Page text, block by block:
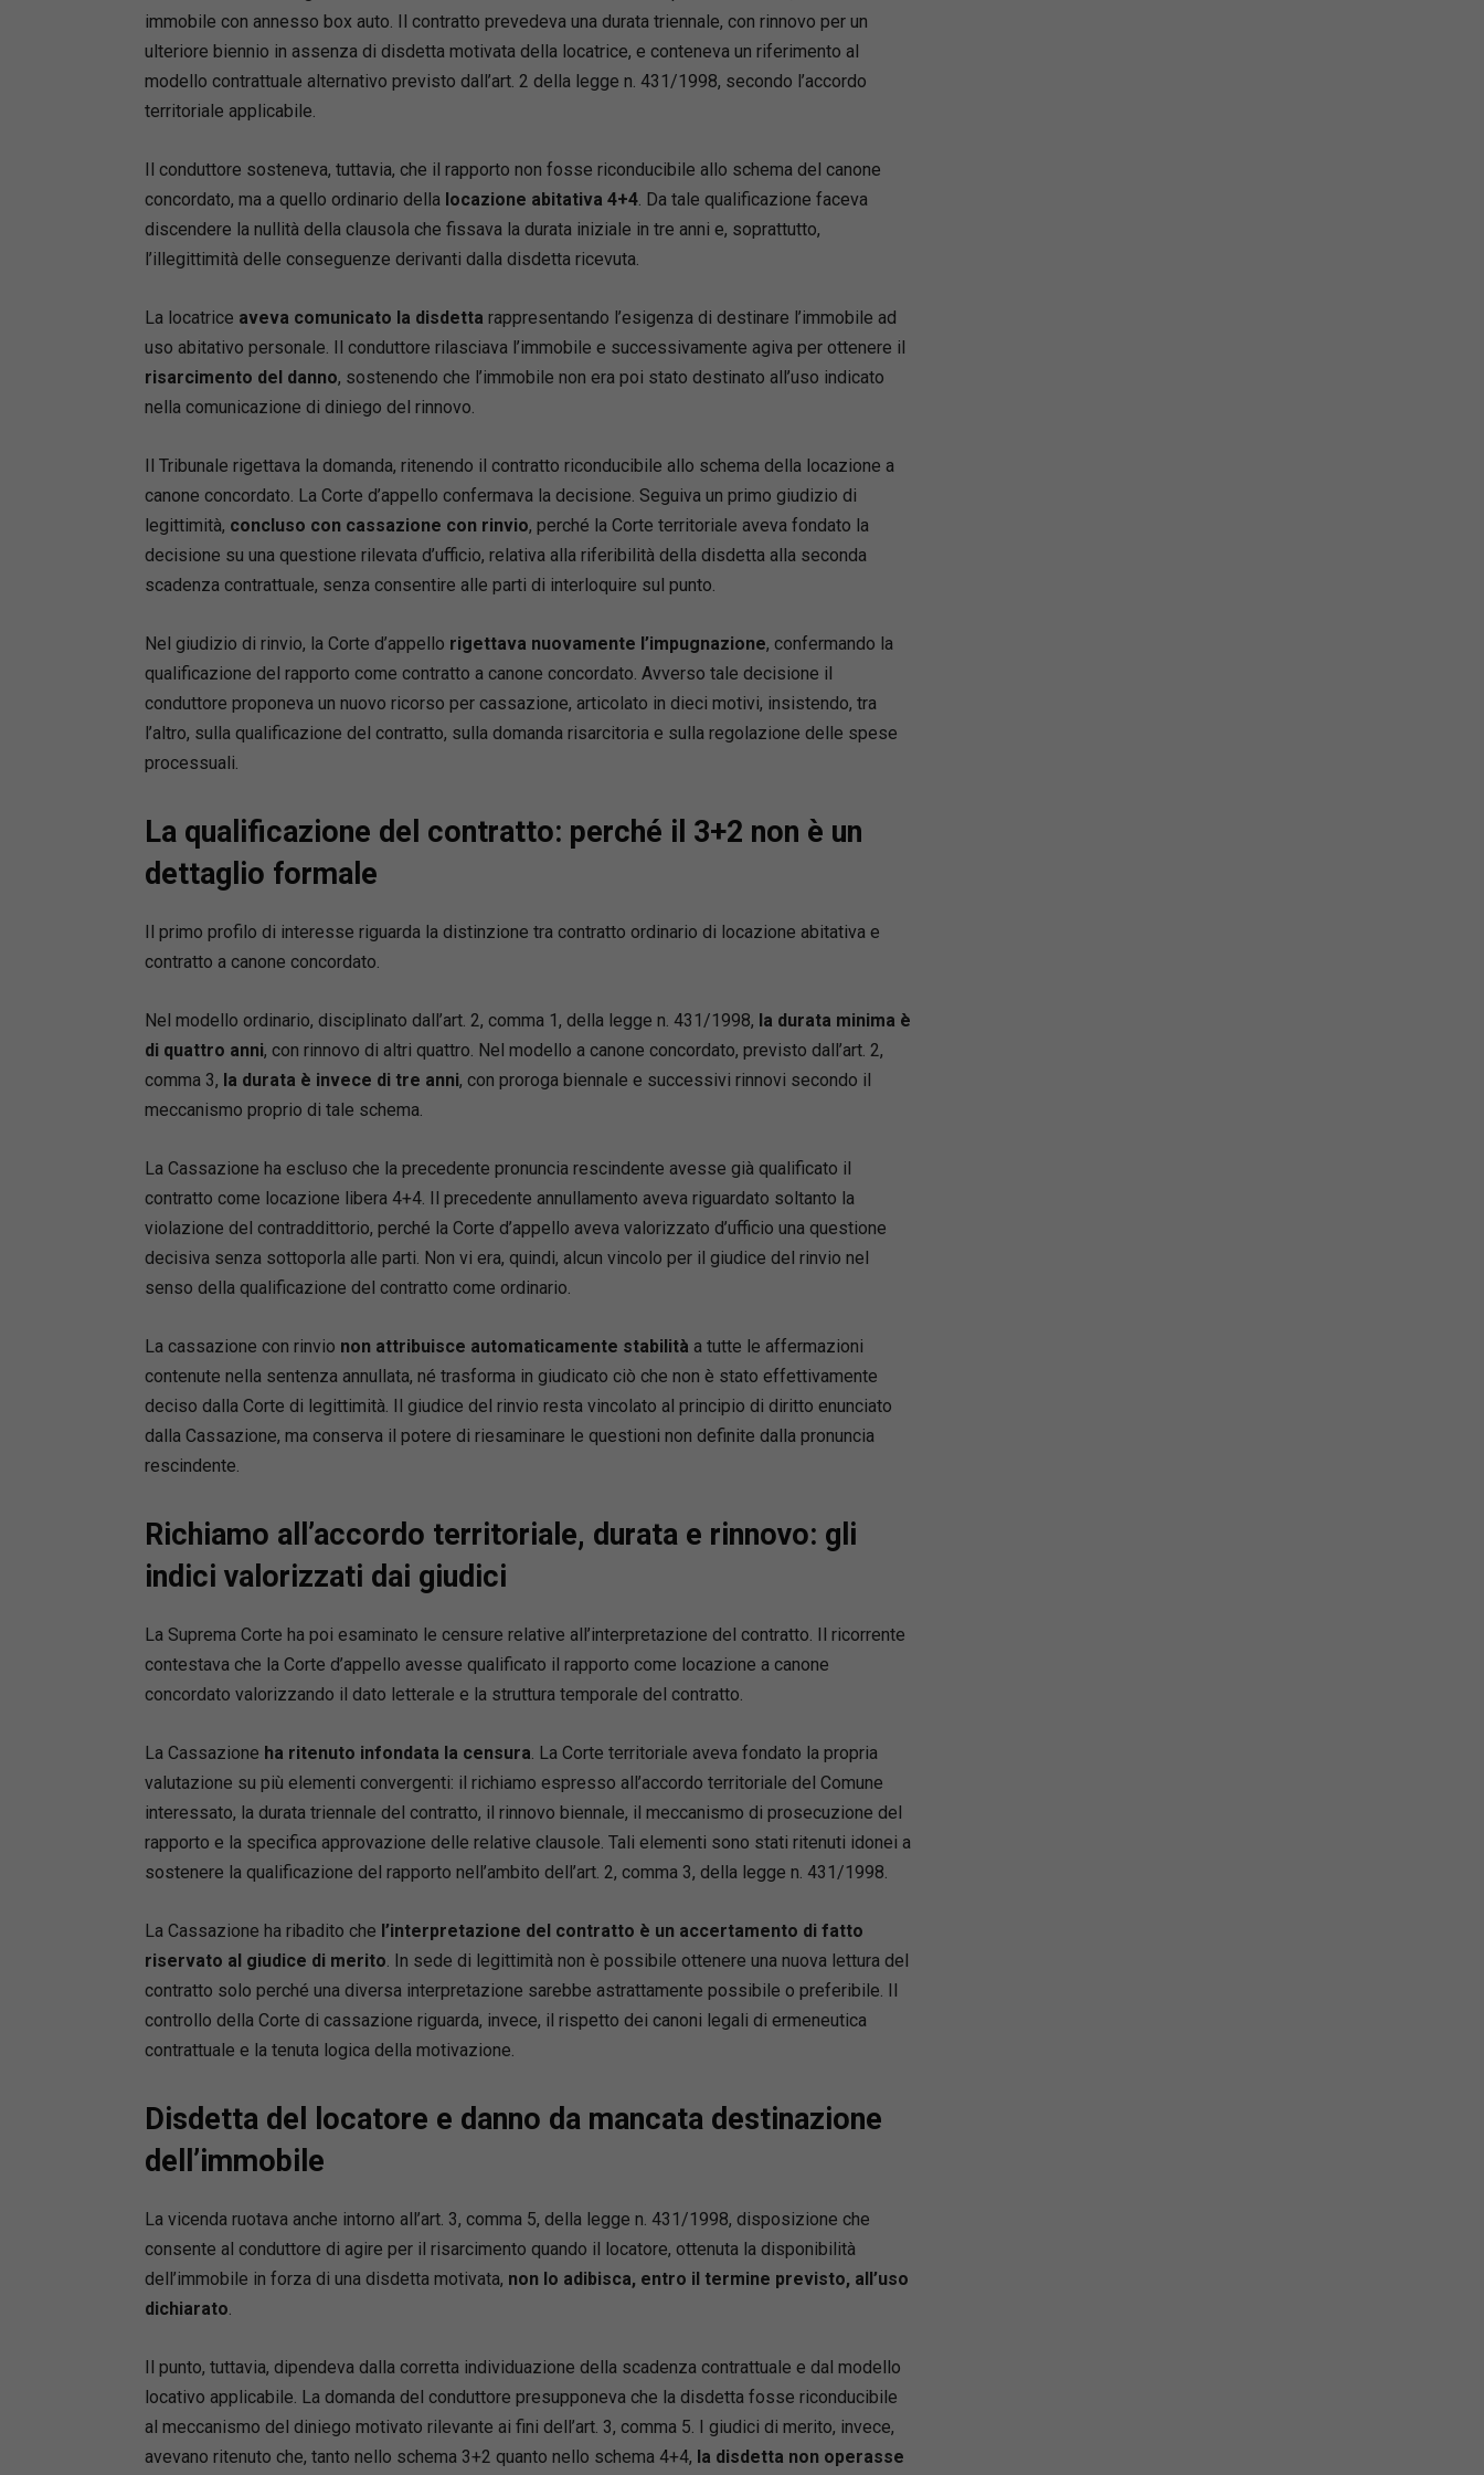
professori universitari e avvocati cassazionisti ,
pensata per chi opera quotidianamente nel contenzioso
di ultima istanza.
Mute
66.22%
A chi è rivolto
Avvocati e
Studiosi e ricercatori di diritto processuale civile
Professionisti che si confrontano con il giudizio di
legittimità
Ilrinvio pregiudiziale alla Cassazione(art. 363-bis
c.p.c.)
Imotivi di ricorsoe la loro corretta impostazione
I regolamenti di giurisdizione e di competenza
Il ricorso per motivi di giurisdizione ex art. 111, co. 8,
Cost.
Il nuovo procedimento davanti alla Corte di
Focus dedicati airicorsi in materia tributaria e
lavoristica
Cassazione dopo la riforma
Applicare correttamente le nuove norme
processualialla pratica quotidiana
Ridurre il rischio di
inammissibilità e improcedibilità
del ricorso
Orientarsi tranovità legislative e giurisprudenza
consolidata
Approcciopratico-operativo
, senza rinunciare al
rigore scientifico
Costante confronto tra
Aggiornato al
D.Lgs. 31 ottobre 2024, n. 164
(correttivo Cartabia)
Pagine: 634
Curatori: Alessandro Fabbi – Bruno Tassone
Editore: Maggioli Editore
Cassazione dopo la riforma Cartabia.
Acquistalo ora e lavora con uno strumento davvero
allineato alla prassi attuale della Suprema Corte.
immobile con annesso box auto. Il contratto prevedeva una durata triennale, con rinnovo per un
ulteriore biennio in assenza di disdetta motivata della locatrice, e conteneva un riferimento al
modello contrattuale alternativo previsto dall’art. 2 della legge n. 431/1998, secondo l’accordo
territoriale applicabile.
Il conduttore sosteneva, tuttavia, che il rapporto non fosse riconducibile allo schema del canone
concordato, ma a quello ordinario della locazione abitativa 4+4. Da tale qualificazione faceva
discendere la nullità della clausola che fissava la durata iniziale in tre anni e, soprattutto,
l’illegittimità delle conseguenze derivanti dalla disdetta ricevuta.
La locatrice aveva comunicato la disdetta rappresentando l’esigenza di destinare l’immobile ad
uso abitativo personale. Il conduttore rilasciava l’immobile e successivamente agiva per ottenere il
risarcimento del danno, sostenendo che l’immobile non era poi stato destinato all’uso indicato
nella comunicazione di diniego del rinnovo.
Il Tribunale rigettava la domanda, ritenendo il contratto riconducibile allo schema della locazione a
canone concordato. La Corte d’appello confermava la decisione. Seguiva un primo giudizio di
legittimità, concluso con cassazione con rinvio, perché la Corte territoriale aveva fondato la
decisione su una questione rilevata d’ufficio, relativa alla riferibilità della disdetta alla seconda
scadenza contrattuale, senza consentire alle parti di interloquire sul punto.
Nel giudizio di rinvio, la Corte d’appello rigettava nuovamente l’impugnazione, confermando la
qualificazione del rapporto come contratto a canone concordato. Avverso tale decisione il
conduttore proponeva un nuovo ricorso per cassazione, articolato in dieci motivi, insistendo, tra
l’altro, sulla qualificazione del contratto, sulla domanda risarcitoria e sulla regolazione delle spese
processuali.
La qualificazione del contratto: perché il 3+2 non è un
dettaglio formale
Il primo profilo di interesse riguarda la distinzione tra contratto ordinario di locazione abitativa e
contratto a canone concordato.
Nel modello ordinario, disciplinato dall’art. 2, comma 1, della legge n. 431/1998, la durata minima è
di quattro anni, con rinnovo di altri quattro. Nel modello a canone concordato, previsto dall’art. 2,
comma 3, la durata è invece di tre anni, con proroga biennale e successivi rinnovi secondo il
meccanismo proprio di tale schema.
La Cassazione ha escluso che la precedente pronuncia rescindente avesse già qualificato il
contratto come locazione libera 4+4. Il precedente annullamento aveva riguardato soltanto la
violazione del contraddittorio, perché la Corte d’appello aveva valorizzato d’ufficio una questione
decisiva senza sottoporla alle parti. Non vi era, quindi, alcun vincolo per il giudice del rinvio nel
senso della qualificazione del contratto come ordinario.
La cassazione con rinvio non attribuisce automaticamente stabilità a tutte le affermazioni
contenute nella sentenza annullata, né trasforma in giudicato ciò che non è stato effettivamente
deciso dalla Corte di legittimità. Il giudice del rinvio resta vincolato al principio di diritto enunciato
dalla Cassazione, ma conserva il potere di riesaminare le questioni non definite dalla pronuncia
rescindente.
Richiamo all’accordo territoriale, durata e rinnovo: gli
indici valorizzati dai giudici
La Suprema Corte ha poi esaminato le censure relative all’interpretazione del contratto. Il ricorrente
contestava che la Corte d’appello avesse qualificato il rapporto come locazione a canone
concordato valorizzando il dato letterale e la struttura temporale del contratto.
La Cassazione ha ritenuto infondata la censura. La Corte territoriale aveva fondato la propria
valutazione su più elementi convergenti: il richiamo espresso all’accordo territoriale del Comune
interessato, la durata triennale del contratto, il rinnovo biennale, il meccanismo di prosecuzione del
rapporto e la specifica approvazione delle relative clausole. Tali elementi sono stati ritenuti idonei a
sostenere la qualificazione del rapporto nell’ambito dell’art. 2, comma 3, della legge n. 431/1998.
La Cassazione ha ribadito che l’interpretazione del contratto è un accertamento di fatto
riservato al giudice di merito. In sede di legittimità non è possibile ottenere una nuova lettura del
contratto solo perché una diversa interpretazione sarebbe astrattamente possibile o preferibile. Il
controllo della Corte di cassazione riguarda, invece, il rispetto dei canoni legali di ermeneutica
contrattuale e la tenuta logica della motivazione.
Disdetta del locatore e danno da mancata destinazione
dell’immobile
La vicenda ruotava anche intorno all’art. 3, comma 5, della legge n. 431/1998, disposizione che
consente al conduttore di agire per il risarcimento quando il locatore, ottenuta la disponibilità
dell’immobile in forza di una disdetta motivata, non lo adibisca, entro il termine previsto, all’uso
dichiarato.
Il punto, tuttavia, dipendeva dalla corretta individuazione della scadenza contrattuale e dal modello
locativo applicabile. La domanda del conduttore presupponeva che la disdetta fosse riconducibile
al meccanismo del diniego motivato rilevante ai fini dell’art. 3, comma 5. I giudici di merito, invece,
avevano ritenuto che, tanto nello schema 3+2 quanto nello schema 4+4, la disdetta non operasse